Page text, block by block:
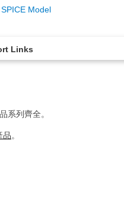
SPICE Model
Links
系列齊全。
品。